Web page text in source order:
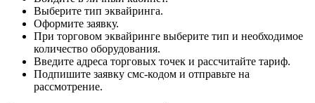
Выберите тип эквайринга.
Оформите заявку.
При торговом эквайринге выберите тип и необходимое
количество оборудования.
Введите адреса торговых точек и рассчитайте тариф.
Подпишите заявку смс-кодом и отправьте на
рассмотрение.